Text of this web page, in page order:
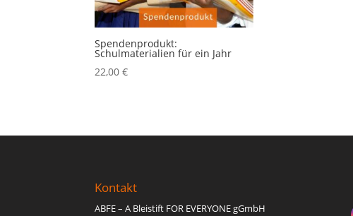
Spendenprodukt:
Schulmaterialien für ein Jahr
22,00€
Kontakt
ABFE – A Bleistift FOR EVERYONE gGmbH